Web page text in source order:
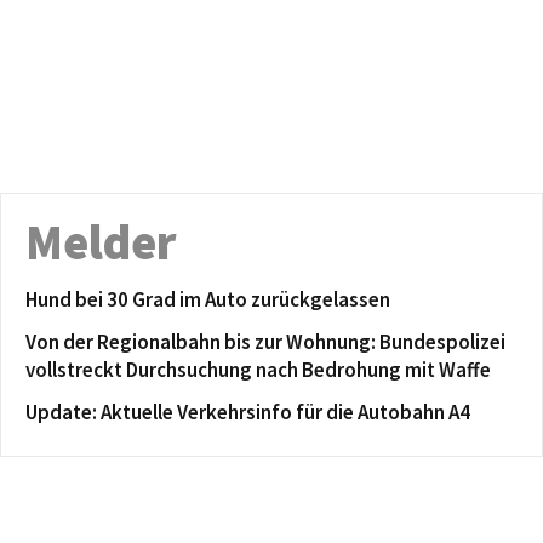
Melder
Hund bei 30 Grad im Auto zurückgelassen
Von der Regionalbahn bis zur Wohnung: Bundespolizei
vollstreckt Durchsuchung nach Bedrohung mit Waffe
Update: Aktuelle Verkehrsinfo für die Autobahn A4